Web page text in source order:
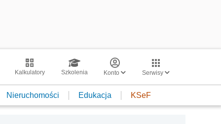
Kalkulatory Szkolenia Konto Serwisy
Nieruchomości Edukacja KSeF